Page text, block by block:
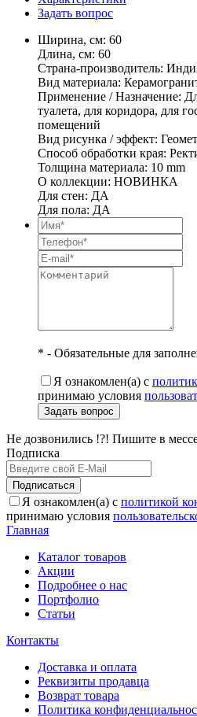
Задать вопрос
Ширина, см: 60
Длина, см: 60
Страна-производитель:
Вид материала:
Применение / Назначение:
туалета, для коридора, для
помещений
Вид рисунка / эффект:
Способ обработки края:
Толщина материала: 10 mm
О коллекции: НОВИНКА
Для стен: ДА
Для пола: ДА
* - Обязательные для
Я ознакомлен(а) с
принимаю условия
Задать вопрос
Не дозвонились !?! Пишите в
Подписка
Подписаться
Я ознакомлен(а) с политикой
принимаю условия
Главная
Каталог товаров
Акции
Подробнее о нас
Портфолио
Статьи
Контакты
Доставка и оплата
Реквизиты продавца
Возврат товара
Политика